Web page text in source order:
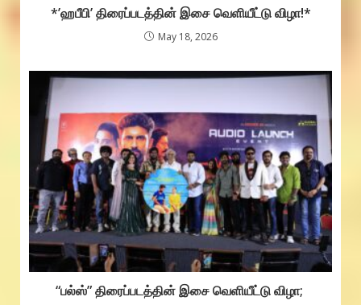
*’ஹபீபி’ திரைப்படத்தின் இசை வெளியீட்டு விழா!*
May 18, 2026
“பல்ஸ்” திரைப்படத்தின் இசை வெளியீட்டு விழா;